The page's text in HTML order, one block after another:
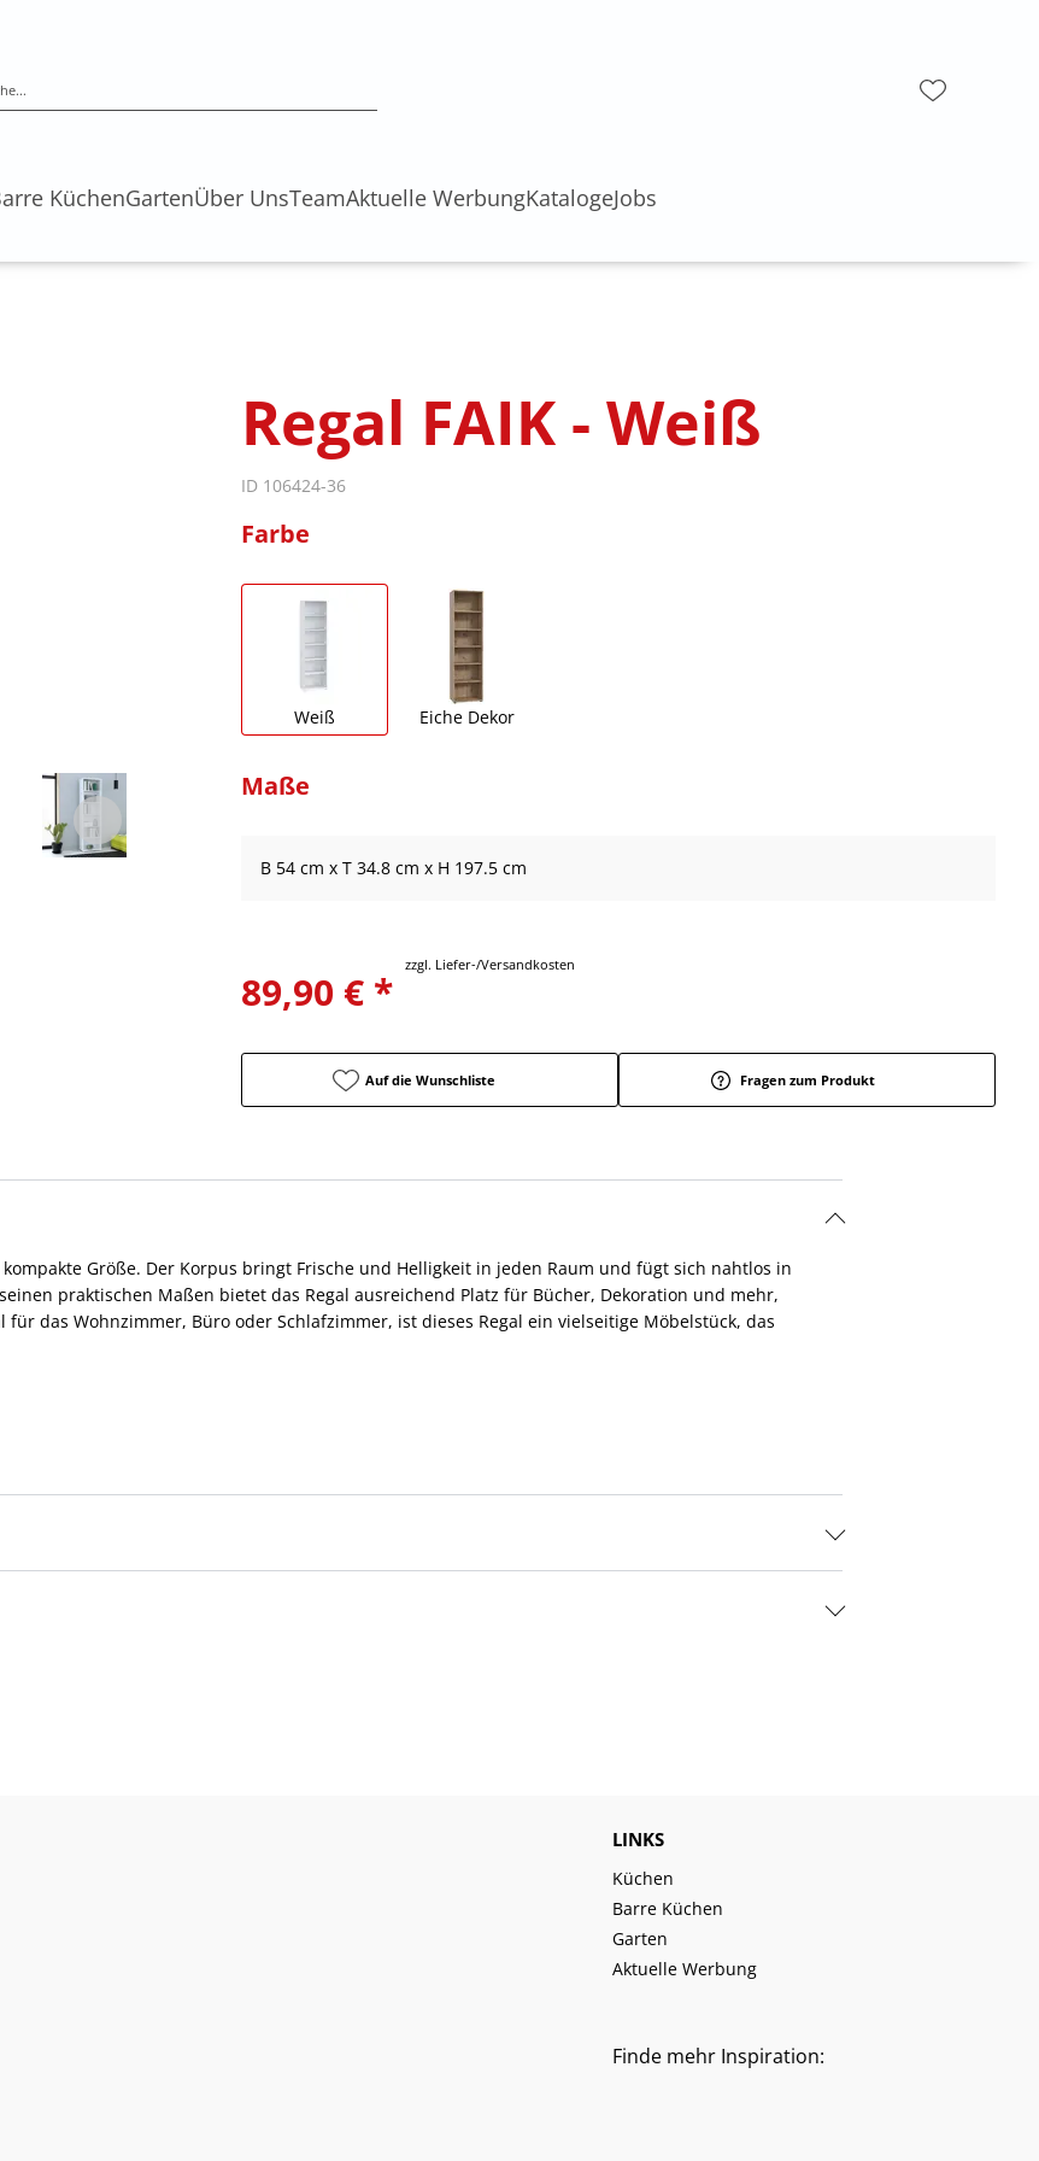
KüchenGartenÜber UnsTeamAktuelle WerbungKatalogeJobs
Regal FAIK - Weiß
ID 106424-36
Farbe
Weiß Eiche Dekor
Maße
B 54 cm x T 34.8 cm x H 197.5 cm
89,90 € *
zzgl. Liefer-/Versandkosten
Auf die Wunschliste Fragen zum Produkt
Größe. Der Korpus bringt Frische und Helligkeit in jeden Raum und fügt sich nahtlos in
praktischen Maßen bietet das Regal ausreichend Platz für Bücher, Dekoration und mehr,
das Wohnzimmer, Büro oder Schlafzimmer, ist dieses Regal ein vielseitige Möbelstück, das
LINKS
Küchen
Barre Küchen
Garten
Aktuelle Werbung
Finde mehr Inspiration: